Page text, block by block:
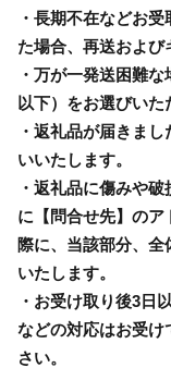
・長期不在などお
た場合、再送および
・万が一発送困難
以下）をお選びいた
・返礼品が届きま
いいたします。
・返礼品に傷みや
に【問合せ先】の
際に、当該部分、
いたします。
・お受け取り後3日
などの対応はお受け
さい。